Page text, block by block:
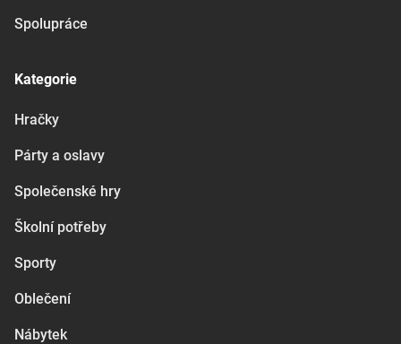
Spolupráce
Kategorie
Hračky
Párty a oslavy
Společenské hry
Školní potřeby
Sporty
Oblečení
Nábytek